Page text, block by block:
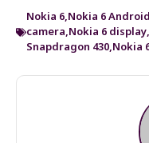
Nokia 6,Nokia 6
camera,Nokia 6 display,
Snapdragon 430,Nokia